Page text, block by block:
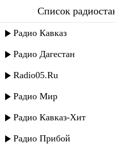
dj bobo - keep on
Список
Радио Кавказ
Радио Дагестан
Radio05.Ru
Радио Мир
Радио Кавказ-Хит
Радио Прибой
Ничего не найдено =(
Если название написано
поменять на русский. abc =>